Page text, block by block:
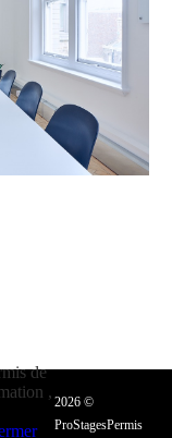
de
,
2026 ©
ProStagesPermis